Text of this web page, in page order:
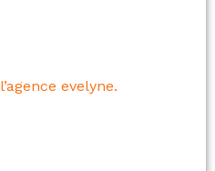
l’agence evelyne.